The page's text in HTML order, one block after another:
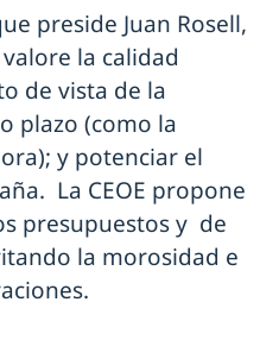
preside Juan Rosell,
la calidad
de vista de la
plazo (como la
y potenciar el
La CEOE propone
presupuestos y de
la morosidad e